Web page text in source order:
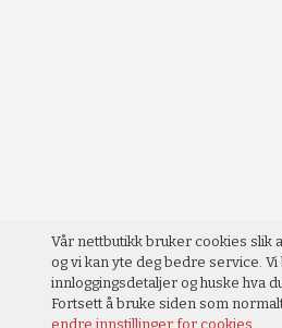
Vår nettbutikk bruker cookies slik
og vi kan yte deg bedre service.
innloggingsdetaljer og huske hva
Fortsett å bruke siden som
endre innstillinger for cookies.